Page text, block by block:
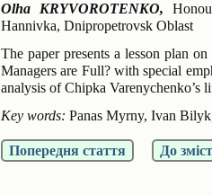
Olha KRYVOROTENKO,
Hannivka, Dnipropetrovsk Oblast
The paper presents a lesson plan
Managers are Full? with special
analysis of Chipka Varenychenko’s
Key words: Panas Myrny, Ivan
Попередня стаття До